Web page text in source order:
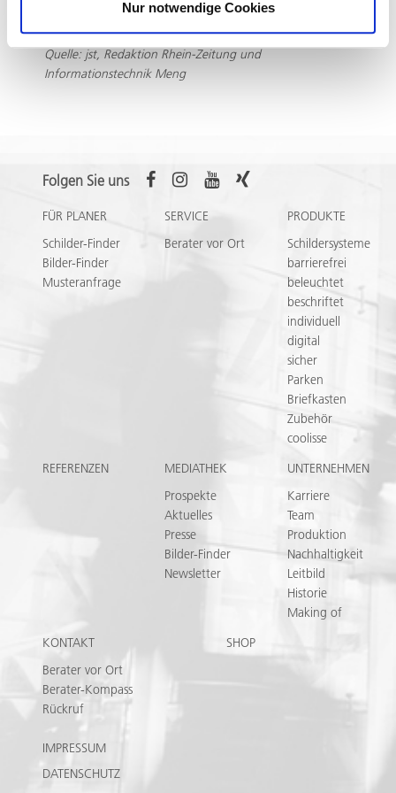
Nur notwendige Cookies
Quelle: jst, Redaktion Rhein-Zeitung und
Informationstechnik Meng
Folgen Sie uns
FÜR PLANER
Schilder-Finder
Bilder-Finder
Musteranfrage
SERVICE
Berater vor Ort
PRODUKTE
Schildersysteme
barrierefrei
beleuchtet
beschriftet
individuell
digital
sicher
Parken
Briefkasten
Zubehör
coolisse
REFERENZEN
MEDIATHEK
Prospekte
Aktuelles
Presse
Bilder-Finder
Newsletter
UNTERNEHMEN
Karriere
Team
Produktion
Nachhaltigkeit
Leitbild
Historie
Making of
KONTAKT
Berater vor Ort
Berater-Kompass
Rückruf
SHOP
IMPRESSUM
DATENSCHUTZ